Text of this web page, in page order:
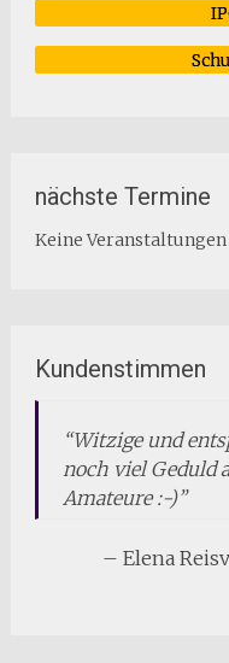
nächste Termine
Keine Veranstaltungen
Kundenstimmen
Witzige und
noch viel Geduld
Amateure :-)
Elena